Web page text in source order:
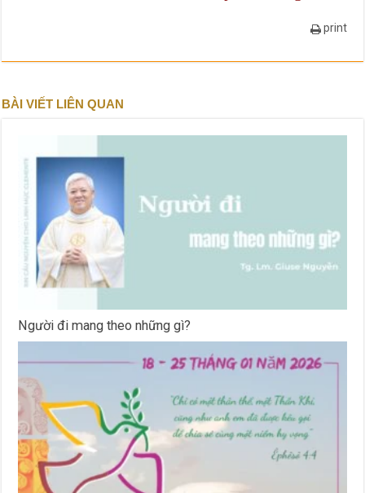
print
BÀI VIẾT LIÊN QUAN
Người đi mang theo những gì?